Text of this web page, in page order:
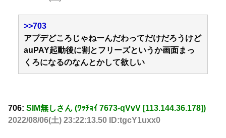
>>703
アプデどころじゃねーんだわってだけだろうけど
auPAY起動後に割とフリーズというか画面まっ
くろになるのなんとかして欲しい
706: SIM無しさん (ﾜｯﾁｮｲ 7673-qVvV [113.144.36.178])
2022/08/06(土) 23:22:13.50 ID:tgcY1uxx0